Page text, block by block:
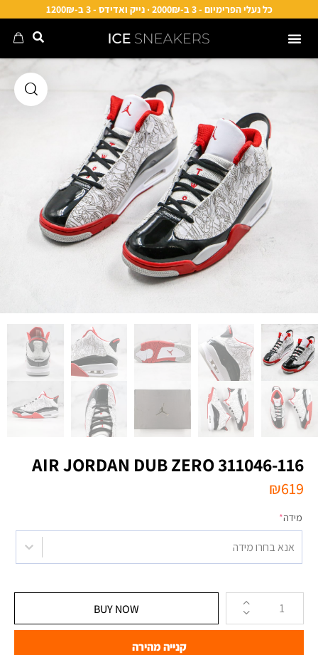
כל נעלי הפרימיום - 3 ב-2000₪ · נייק ואדידס - 3 ב-1200₪
AIR JORDAN DUB ZERO 311046-116
₪619
מידה*
אנא בחרו מידה
BUY NOW
קנייה מהירה